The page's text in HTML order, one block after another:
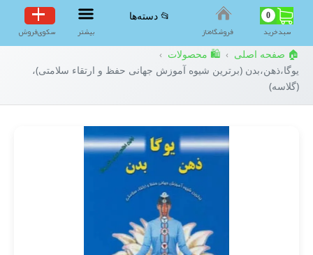
0
سبد‌خرید فروشگاه‌ناز
📂 دسته‌ها
بیشتر سکوی‌فروش
🏠 صفحه اصلی › 🛍️ محصولات ›
یوگا،ذهن،بدن (برترین شیوه آموزش جهانی حفظ و ارتقاء سلامتی)،
(گلاسه)